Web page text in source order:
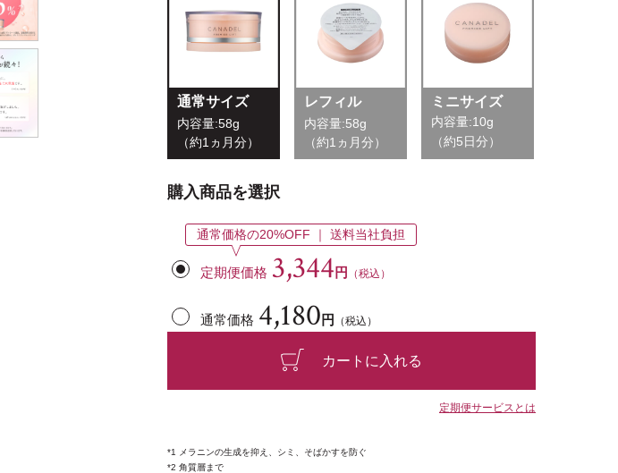
通常サイズ
内容量:58g
（約1ヵ月分）
レフィル
内容量:58g
（約1ヵ月分）
ミニサイズ
内容量:10g
（約5日分）
購入商品を選択
定期便価格 3,344 円 （税込）
通常価格の20%OFF ｜ 送料当社負担
通常価格 4,180 円 （税込）
カートに入れる
定期便サービスとは
*1 メラニンの生成を抑え、シミ、そばかすを防ぐ
*2 角質層まで